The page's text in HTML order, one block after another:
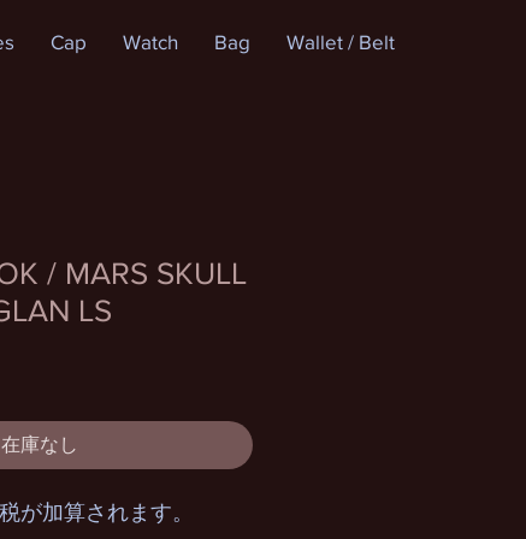
Cap Watch Bag Wallet / Belt
/ MARS SKULL
LS
在庫なし
が加算されます。